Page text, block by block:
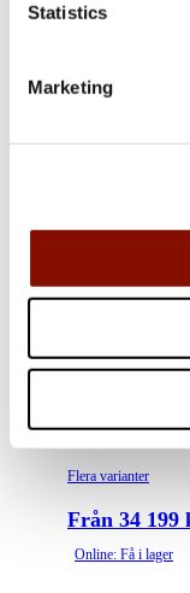
Statistics
Marketing
90 | Hunter
Flera varianter
Från 34 199
Online: Få i lager